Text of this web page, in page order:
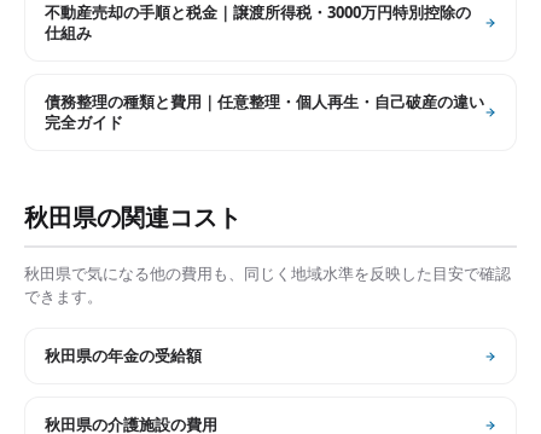
不動産売却の手順と税金｜譲渡所得税・3000万円特別控除の
仕組み
債務整理の種類と費用｜任意整理・個人再生・自己破産の違い
完全ガイド
秋田県の関連コスト
秋田県で気になる他の費用も、同じく地域水準を反映した目安で確認
できます。
秋田県の年金の受給額
秋田県の介護施設の費用